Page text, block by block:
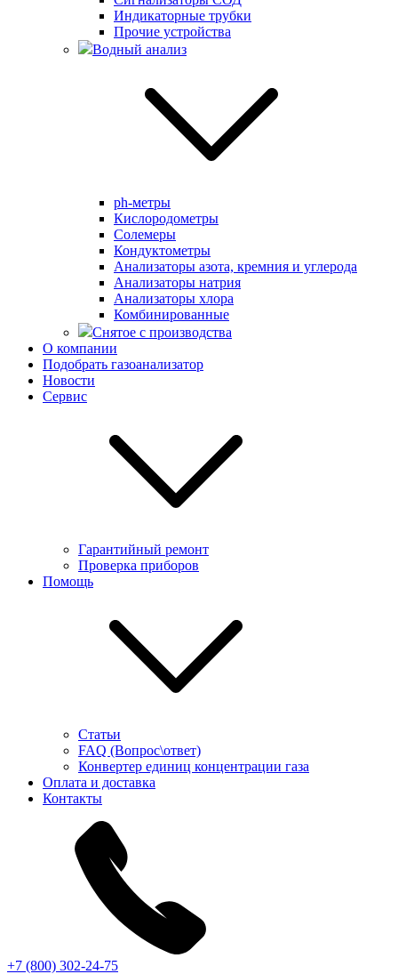
Индикаторные трубки
Прочие устройства
Водный анализ
ph-метры
Кислородометры
Солемеры
Кондуктометры
Анализаторы азота, кремния и углерода
Анализаторы натрия
Анализаторы хлора
Комбинированные
Снятое с производства
О компании
Подобрать газоанализатор
Новости
Сервис
Гарантийный ремонт
Проверка приборов
Помощь
Статьи
FAQ (Вопрос\ответ)
Конвертер единиц концентрации газа
Оплата и доставка
Контакты
+7 (800) 302-24-75